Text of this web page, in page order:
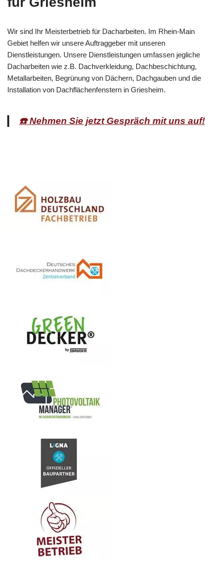
Wir sind Ihr Meisterbetrieb für Dacharbeiten. Im Rhein-Main
Gebiet helfen wir unsere Auftraggeber mit unseren
Dienstleistungen. Unsere Dienstleistungen umfassen jegliche
Dacharbeiten wie z.B. Dachverkleidung, Dachbeschichtung,
Metallarbeiten, Begrünung von Dächern, Dachgauben und die
Installation von Dachflächenfenstern in Griesheim.
☎️ Nehmen Sie jetzt Gespräch mit uns auf!